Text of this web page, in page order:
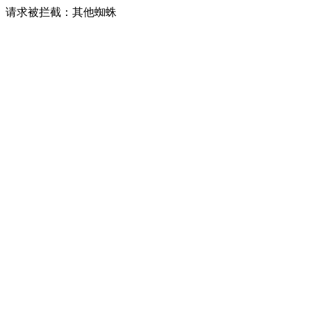
请求被拦截：其他蜘蛛